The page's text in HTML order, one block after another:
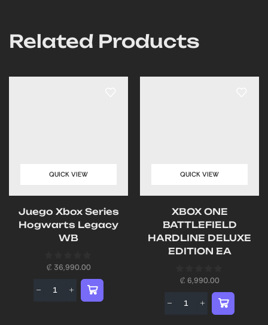
Related Products
QUICK VIEW
Juego Xbox Series
Hogwarts Legacy
WB
₡ 36,990.00
QUICK VIEW
XBOX ONE
BATTLEFIELD
HARDLINE DELUXE
EDITION EA
₡ 6,990.00